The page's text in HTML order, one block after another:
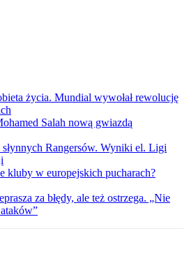
życia. Mundial wywołał rewolucję
Salah nową gwiazdą
słynnych Rangersów. Wyniki el. Ligi
kluby w europejskich pucharach?
za błędy, ale też ostrzega. „Nie